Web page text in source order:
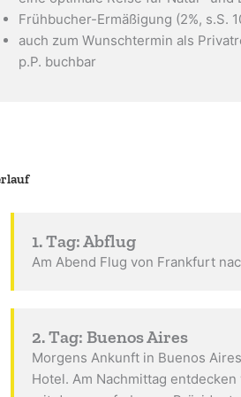
Frühbucher-Ermäßigung (2%, s.S.
auch zum Wunschtermin als
p.P. buchbar
1. Tag: Abflug
Am Abend Flug von Frankfurt
2. Tag: Buenos Aires
Morgens Ankunft in Buenos
Hotel. Am Nachmittag